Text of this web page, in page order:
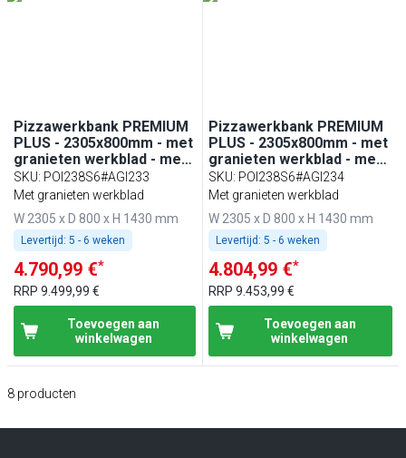
Pizzawerkbank PREMIUM
PLUS - 2305x800mm - met
granieten werkblad - met
2 deuren & 7 laden - incl.
glasvitrine - 11x GN 1/4
SKU: POI238S6#AGI233
Met granieten werkblad
W 2305 x D 800 x H 1430 mm
Levertijd: 5 - 6 weken
4.790,99 €*
RRP 9.499,99 €
Toevoegen aan
winkelwagen
Pizzawerkbank PREMIUM
PLUS - 2305x800mm - met
granieten werkblad - met
2 deuren & 6 laden - incl.
glasvitrine - 10x GN 1/3
SKU: POI238S6#AGI234
Met granieten werkblad
W 2305 x D 800 x H 1430 mm
Levertijd: 5 - 6 weken
4.804,99 €*
RRP9.453,99 €
Toevoegen aan
winkelwagen
8 producten